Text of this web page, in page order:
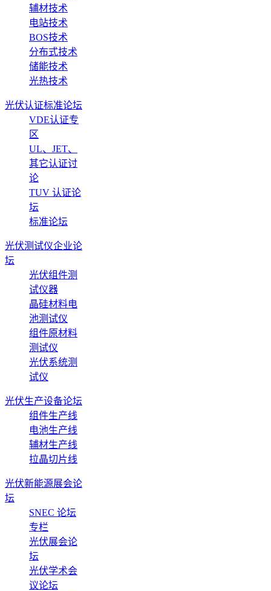
辅材技术
电站技术
BOS技术
分布式技术
储能技术
光热技术
光伏认证标准论坛
VDE认证专
区
UL、JET、
其它认证讨
论
TUV 认证论
坛
标准论坛
光伏测试仪企业论
坛
光伏组件测
试仪器
晶硅材料电
池测试仪
组件原材料
测试仪
光伏系统测
试仪
光伏生产设备论坛
组件生产线
电池生产线
辅材生产线
拉晶切片线
光伏新能源展会论
坛
SNEC 论坛
专栏
光伏展会论
坛
光伏学术会
议论坛